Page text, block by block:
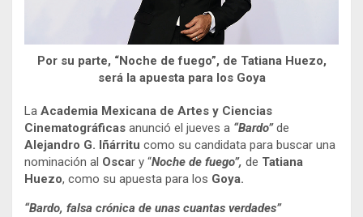
Por su parte, “Noche de fuego”, de Tatiana Huezo,
será la apuesta para los Goya
La Academia Mexicana de Artes y Ciencias
Cinematográficas anunció el jueves a “Bardo”de
Alejandro G. Iñárritu como su candidata para buscar una
nominación al Oscar y “Noche de fuego”, de Tatiana
Huezo, como su apuesta para los Goya.
“Bardo, falsa crónica de unas cuantas verdades”